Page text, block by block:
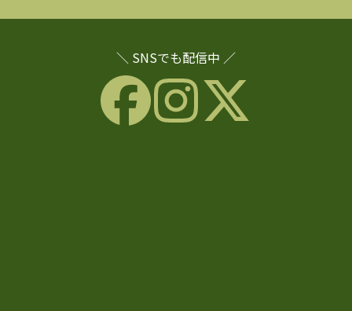
＼ SNSでも配信中 ／